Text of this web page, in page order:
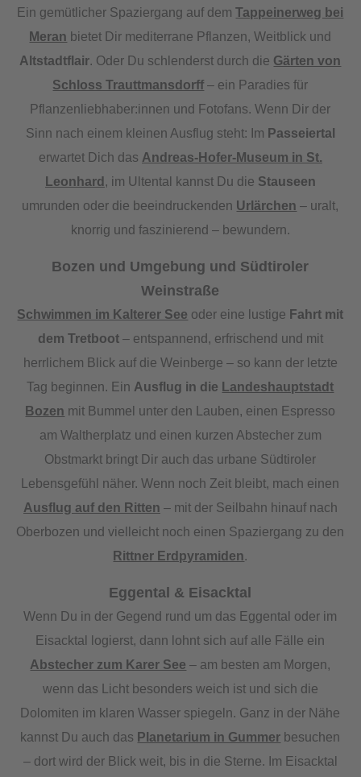
Ein gemütlicher Spaziergang auf demTappeinerweg bei
Meran bietet Dir mediterrane Pflanzen, Weitblick und
Altstadtflair. Oder Du schlenderst durch die Gärten von
Schloss Trauttmansdorff – ein Paradies für
Pflanzenliebhaber:innen und Fotofans. Wenn Dir der
Sinn nach einem kleinen Ausflug steht: Im Passeiertal
erwartet Dich das Andreas-Hofer-Museum in St.
Leonhard , im Ultental kannst Du die Stauseen
umrunden oder die beeindruckenden Urlärchen – uralt,
knorrig und faszinierend – bewundern.
Bozen und Umgebung und Südtiroler
Weinstraße
Schwimmen im Kalterer See oder eine lustige Fahrt mit
dem Tretboot– entspannend, erfrischend und mit
herrlichem Blick auf die Weinberge – so kann der letzte
Tag beginnen. Ein Ausflug in die Landeshauptstadt
Bozen mit Bummel unter den Lauben, einen Espresso
am Waltherplatz und einen kurzen Abstecher zum
Obstmarkt bringt Dir auch das urbane Südtiroler
Lebensgefühl näher. Wenn noch Zeit bleibt, mach einen
Ausflug auf den Ritten – mit der Seilbahn hinauf nach
Oberbozen und vielleicht noch einen Spaziergang zu den
Rittner Erdpyramiden.
Eggental & Eisacktal
Wenn Du in der Gegend rund um das Eggental oder im
Eisacktal logierst, dann lohnt sich auf alle Fälle ein
Abstecher zum Karer See – am besten am Morgen,
wenn das Licht besonders weich ist und sich die
Dolomiten im klaren Wasser spiegeln. Ganz in der Nähe
kannst Du auch das Planetarium in Gummer besuchen
– dort wird der Blick weit, bis in die Sterne. Im Eisacktal